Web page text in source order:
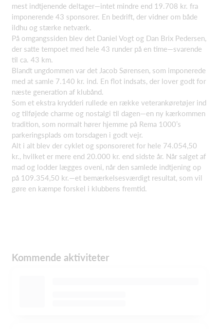
mest indtjenende deltager—intet mindre end 19.708 kr. fra
imponerende 43 sponsorer. En bedrift, der vidner om både
ildhu og stærke netværk.
På omgangssiden blev det Daniel Vogt og Dan Brix Pedersen,
der satte tempoet med hele 43 runder på en time—svarende
til ca. 43 km.
Blandt ungdommen var det Jacob Sørensen, som imponerede
med at samle 7.140 kr. ind. En flot indsats, der lover godt for
næste generation af klubånd.
Som et ekstra krydderi rullede en række veterankøretøjer ind
og tilføjede charme og nostalgi til dagen—en ny kærkommen
tradition, som normalt hører hjemme på Rema 1000’s
parkeringsplads om torsdagen i godt vejr.
Alt i alt blev der cyklet og sponsoreret for hele 74.054,50
kr., hvilket er mere end 20.000 kr. end sidste år. Når salget af
mad og lodder lægges oveni, når den samlede indtjening op
på 109.354,50 kr.—et bemærkelsesværdigt resultat, som vil
gøre en kæmpe forskel i klubbens fremtid.
Kommende aktiviteter